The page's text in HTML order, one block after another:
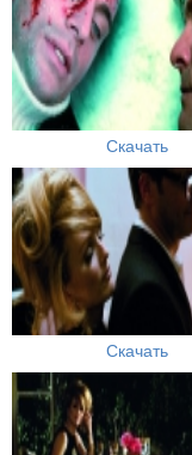
Скачать
Скачать